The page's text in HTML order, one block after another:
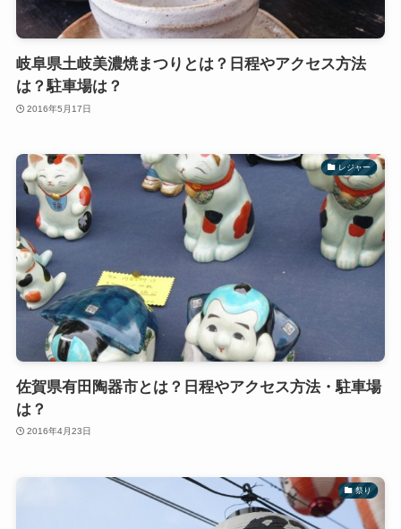
岐阜県土岐美濃焼まつりとは？日程やアクセス方法
は？駐車場は？
2016年5月17日
レジャー
佐賀県有田陶器市とは？日程やアクセス方法・駐車場
は？
2016年4月23日
祭り